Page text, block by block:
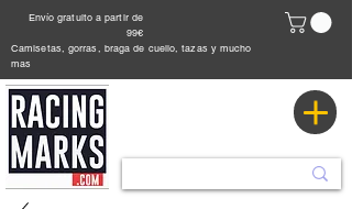
Envío gratuito a partir de
99€
Camisetas, gorras, braga de cuello, tazas y mucho
mas